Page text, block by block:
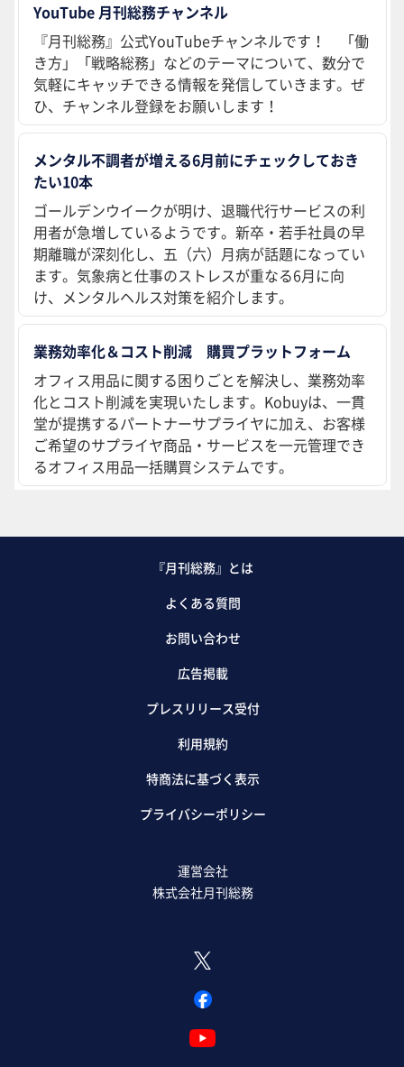
YouTube 月刊総務チャンネル
『月刊総務』公式YouTubeチャンネルです！ 「働
き方」「戦略総務」などのテーマについて、数分で
気軽にキャッチできる情報を発信していきます。ぜ
ひ、チャンネル登録をお願いします！
メンタル不調者が増える6月前にチェックしておき
たい10本
ゴールデンウイークが明け、退職代行サービスの利
用者が急増しているようです。新卒・若手社員の早
期離職が深刻化し、五（六）月病が話題になってい
ます。気象病と仕事のストレスが重なる6月に向
け、メンタルヘルス対策を紹介します。
業務効率化＆コスト削減 購買プラットフォーム
オフィス用品に関する困りごとを解決し、業務効率
化とコスト削減を実現いたします。Kobuyは、一貫
堂が提携するパートナーサプライヤに加え、お客様
ご希望のサプライヤ商品・サービスを一元管理でき
るオフィス用品一括購買システムです。
『月刊総務』とは
よくある質問
お問い合わせ
広告掲載
プレスリリース受付
利用規約
特商法に基づく表示
プライバシーポリシー
運営会社
株式会社月刊総務